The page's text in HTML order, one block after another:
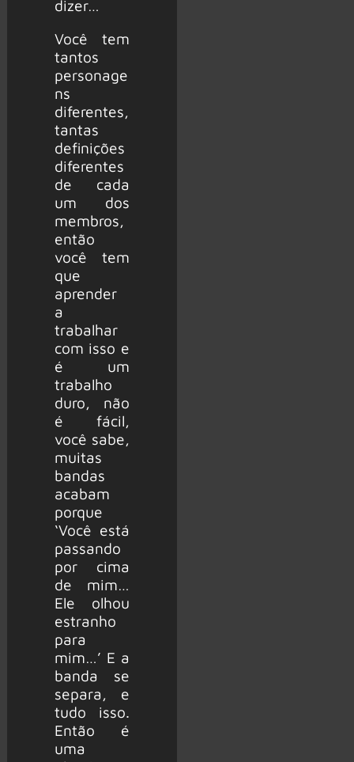
dizer…
Você tem
tantos
personage
ns
diferentes,
tantas
definições
diferentes
de cada
um dos
membros,
então
você tem
que
aprender
a
trabalhar
com isso e
é um
trabalho
duro, não
é fácil,
você sabe,
muitas
bandas
acabam
porque
‘Você está
passando
por cima
de mim…
Ele olhou
estranho
para
mim…’ E a
banda se
separa, e
tudo isso.
Então é
uma